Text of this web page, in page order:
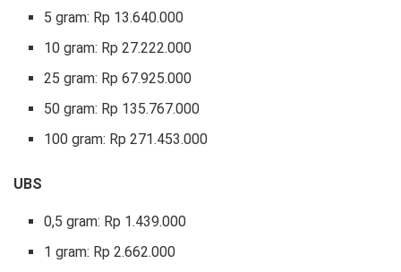
5 gram: Rp 13.640.000
10 gram: Rp 27.222.000 ‎
25 gram: Rp 67.925.000
‎50 gram: Rp 135.767.000 ‎
100 gram: Rp 271.453.000
UBS
0,5 gram: Rp 1.439.000 ‎
1 gram: Rp 2.662.000